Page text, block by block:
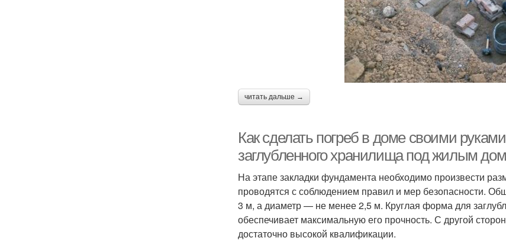
читать дальше →
Как сделать погреб в доме своими
заглубленного хранилища под жилым
На этапе закладки фундамента необходимо произвести
проводятся с соблюдением правил и мер безопасности.
3 м, а диаметр — не менее 2,5 м. Круглая форма для
обеспечивает максимальную его прочность. С другой
достаточно высокой квалификации.